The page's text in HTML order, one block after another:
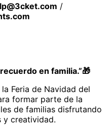
/
en familia.”🎁
Feria de Navidad del
formar parte de la
de familias disfrutando
y creatividad.